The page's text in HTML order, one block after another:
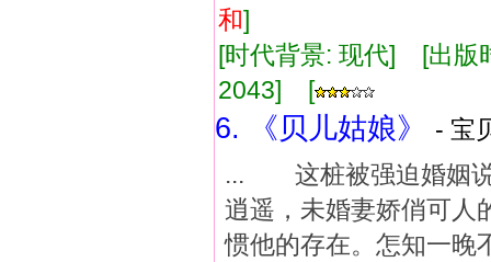
和]
[时代背景: 现代] [出
2043] [
6. 《贝儿姑娘》
- 宝
... 这桩被强迫婚姻说
逍遥，未婚妻娇俏可人
惯他的存在。怎知一晚